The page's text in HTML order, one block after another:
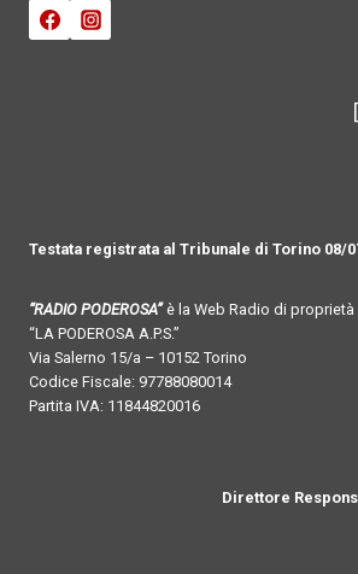
Testata registrata al Tribunale di Torino 08/
“RADIO PODEROSA”è la Web Radio di proprietà
“LA PODEROSA A.P.S.”
Via Salerno 15/a – 10152 Torino
Codice Fiscale: 97788080014
Partita IVA: 11844820016
Direttore